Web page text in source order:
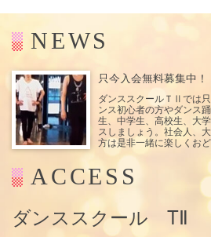
NEWS
只今入会無料募集中！
ダンススクールＴⅡでは
ンス初心者の方やダンス
生、中学生、高校生、大
スしましょう。社会人、
方は是非一緒に楽しくおど
ACCESS
ダンススクール TⅡ